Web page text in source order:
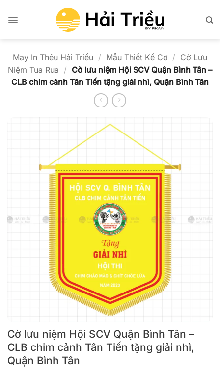
qua
May In Thêu Hải Triều / Mẫu Thiết Kế Cờ / Cờ Lưu
Niệm Tua Rua / Cờ lưu niệm Hội SCV Quận Bình Tân –
CLB chim cảnh Tân Tiến tặng giải nhì, Quận Bình Tân
Cờ lưu niệm Hội SCV Quận Bình Tân –
CLB chim cảnh Tân Tiến tặng giải nhì,
Quận Bình Tân